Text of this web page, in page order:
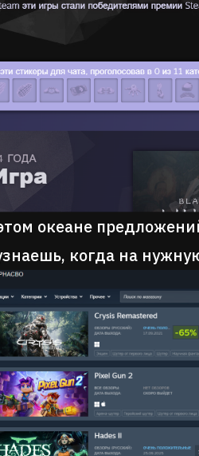
океане
когда на